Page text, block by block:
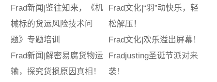
Frad新闻|鉴往知来，《机
械标的货运风险技术问
题》专题培训
Frad新闻|解密易腐货物运
输，探究货损原因真相！
Frad文化|“羽”动快乐，轻
松解压！
Frad文化|欢乐溢出屏幕！
Fradjusting圣诞节派对来
袭！